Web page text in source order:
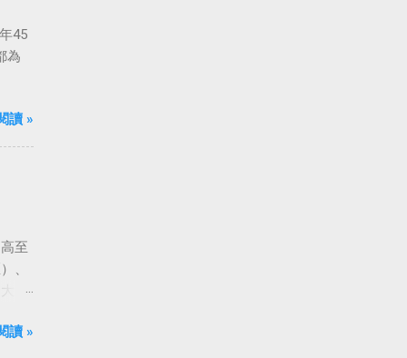
45
為
讀 »
至
、
讀 »